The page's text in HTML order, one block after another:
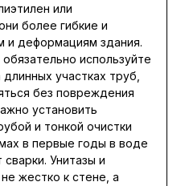
или
более гибкие и
и деформациям здания.
используйте
участках труб,
без повреждения
установить
и тонкой очистки
в первые годы в воде
Унитазы и
жестко к стене, а